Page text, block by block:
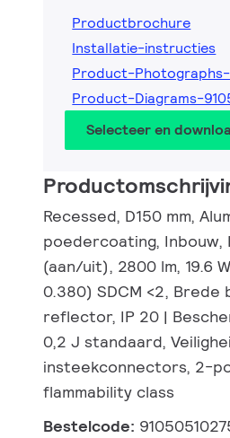
Productbrochure
Installatie-instructies
Product-Photographs-
Product-Diagrams-
Selecteer en
Recessed, D150 mm,
poedercoating,
(aan/uit), 2800 lm, 19.6
0.380) SDCM <2,
reflector, IP 20 |
0,2 J standaard,
insteekconnectors, 2-
flammability class
Bestelcode: